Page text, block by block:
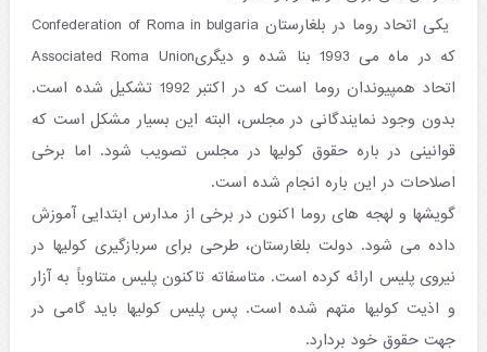
یکی اتحاد روما در بلغارستان Confederation of Roma in bulgaria
که در ماه می 1993 بنا شده و دیگریAssociated Roma Union
اتحاد همپیوندان روما است که در اکتبر 1992 تشکیل شده است.
بدون وجود نمایندگانی در مجلس، البته این بسیار مشکل است که
قوانینی در باره حقوق کولیها در مجلس تصویب شود. اما برخی
اصلاحات در این باره انجام شده است.
گویشها و لهجه های روما اکنون در برخی از مدارس ابتدایی آموزش
داده می شود. دولت بلغارستان، طرحی برای سربازگیری کولیها در
نیروی پلیس ارائه کرده است. متاسفاته تاکنون پلیس متناوباً به آزار
و اذیت کولیها متهم شده است. پس پلیس کولیها باید گامی در
جهت حقوق خود بردارد.